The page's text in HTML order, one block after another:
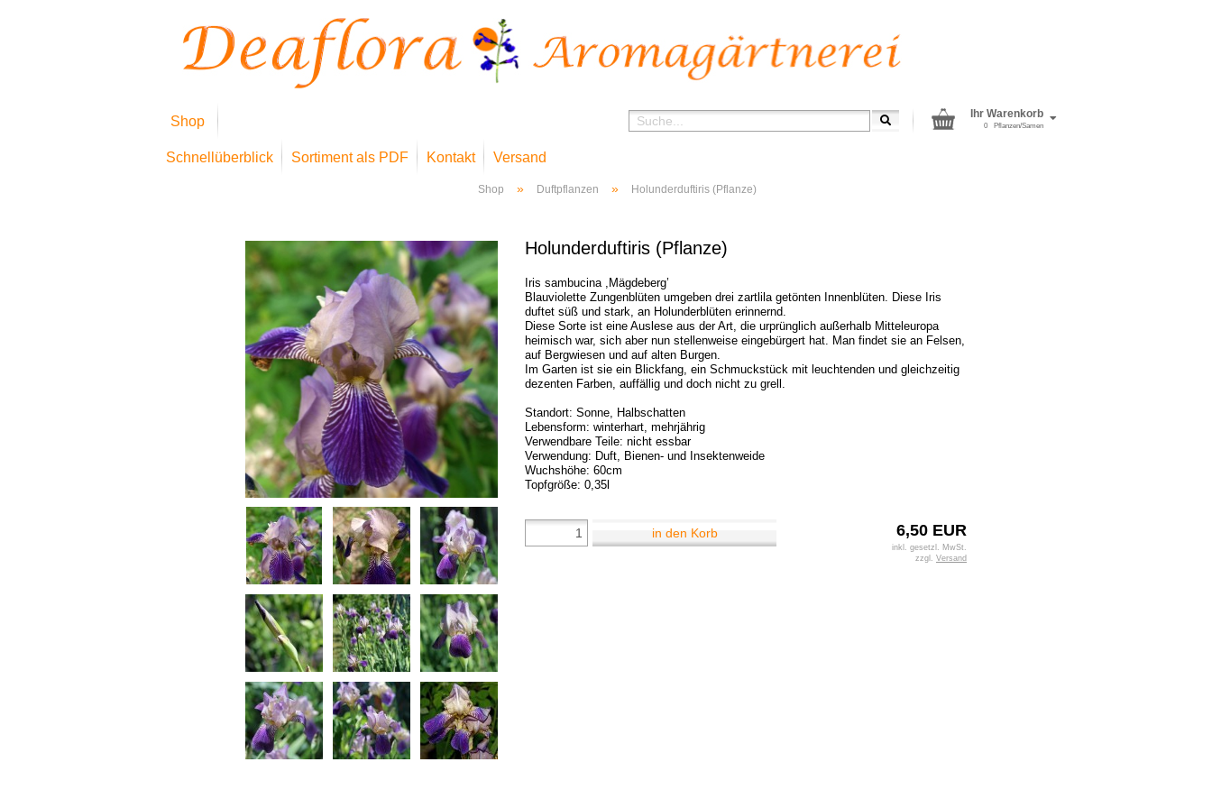
Shop
Schnellüberblick Sortiment als PDF Kontakt Versand
Ihr Warenkorb
Pflanzen/Samen
0
Shop » Duftpflanzen » Holunderduftiris (Pflanze)
Holunderduftiris (Pflanze)
Iris sambucina ,Mägdeberg’
Blauviolette Zungenblüten umgeben drei zartlila getönten Innenblüten. Diese Iris
duftet süß und stark, an Holunderblüten erinnernd.
Diese Sorte ist eine Auslese aus der Art, die urprünglich außerhalb Mitteleuropa
heimisch war, sich aber nun stellenweise eingebürgert hat. Man findet sie an Felsen,
auf Bergwiesen und auf alten Burgen.
Im Garten ist sie ein Blickfang, ein Schmuckstück mit leuchtenden und gleichzeitig
dezenten Farben, auffällig und doch nicht zu grell.
Standort: Sonne, Halbschatten
Lebensform: winterhart, mehrjährig
Verwendbare Teile: nicht essbar
Verwendung: Duft, Bienen- und Insektenweide
Wuchshöhe: 60cm
Topfgröße: 0,35l
6,50 EUR
inkl. gesetzl. MwSt.
zzgl. Versand
in den Korb